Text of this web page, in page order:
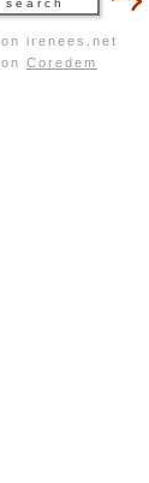
on irenees.net
on Coredem